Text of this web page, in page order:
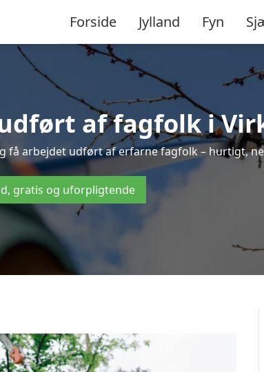
Forside Jylland Fyn
af fagfolk i
få arbejdet udført af erfarne fagfolk – hurtigt,
gratis og uforpligtende